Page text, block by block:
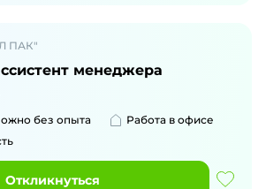
ПАК"
менеджера
без опыта
Работа в офисе
Откликнуться